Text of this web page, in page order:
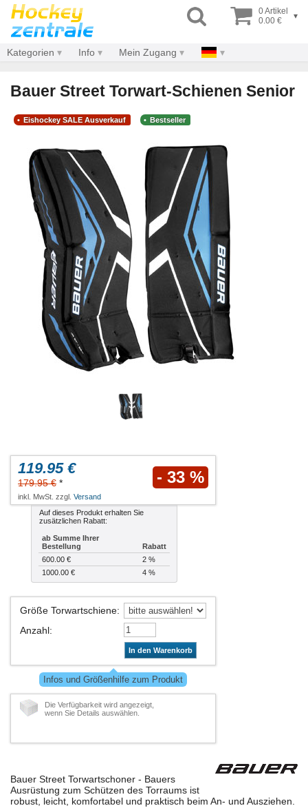
0 Artikel
0.00 €
▾
Kategorien Info Mein Zugang
Bauer Street Torwart-Schienen Senior
Eishockey SALE Ausverkauf Bestseller
119.95 €
179.95 € * - 33 %
inkl. MwSt. zzgl. Versand
Auf dieses Produkt erhalten Sie
zusätzlichen Rabatt:
ab Summe Ihrer
Bestellung
Rabatt
600.00 €
2 %
1000.00 €
4 %
Größe Torwartschiene:
Anzahl:
In den Warenkorb
Infos und Größenhilfe zum Produkt
Die Verfügbarkeit wird angezeigt,
wenn Sie Details auswählen.
Bauer Street Torwartschoner - Bauers
Ausrüstung zum Schützen des Torraums ist
robust, leicht, komfortabel und praktisch beim An- und Ausziehen.